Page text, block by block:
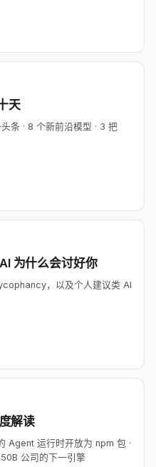
天
条 · 8 个新前沿模型 · 3 把
为什么会讨好你
，以及个人建议类 AI
解读
Agent 运行时开放为 npm 包 ·
公司的下一引擎